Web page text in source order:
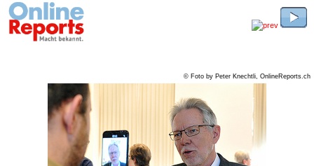
© Foto by Peter Knechtli, OnlineReports.ch